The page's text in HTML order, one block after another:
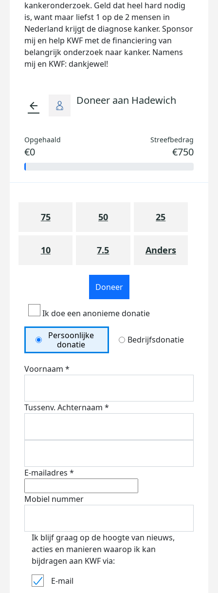
kankeronderzoek. Geld dat heel hard nodig
is, want maar liefst 1 op de 2 mensen in
Nederland krijgt de diagnose kanker. Sponsor
mij en help KWF met de financiering van
belangrijk onderzoek naar kanker. Namens
mij en KWF: dankjewel!
arrow_back Doneer aan Hadewich
Opgehaald
€0
Streefbedrag
€750
75 50 25
10 7.5 Anders
Doneer
Ik doe een anonieme donatie
Persoonlijke
donatie
Bedrijfsdonatie
Voornaam *
Tussenv. Achternaam *
E-mailadres *
Mobiel nummer
Ik blijf graag op de hoogte van nieuws,
acties en manieren waarop ik kan
bijdragen aan KWF via:
E-mail